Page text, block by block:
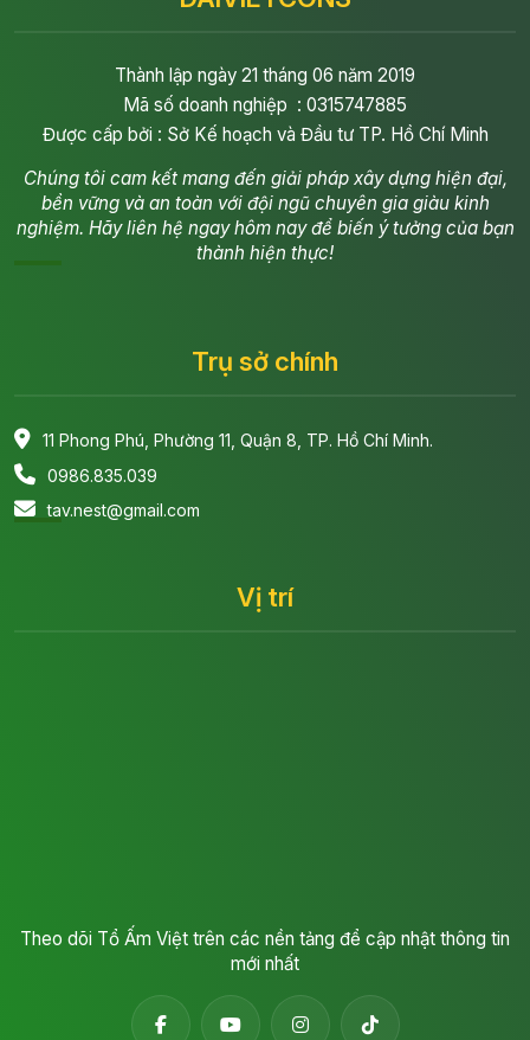
Thành lập ngày 21 tháng 06 năm 2019
Mã số doanh nghiệp : 0315747885
Được cấp bởi : Sở Kế hoạch và Đầu tư TP. Hồ Chí Minh
Chúng tôi cam kết mang đến giải pháp xây dựng hiện đại,
bền vững và an toàn với đội ngũ chuyên gia giàu kinh
nghiệm. Hãy liên hệ ngay hôm nay để biến ý tưởng của bạn
thành hiện thực!
Trụ sở chính
11 Phong Phú, Phường 11, Quận 8, TP. Hồ Chí Minh.
0986.835.039
tav.nest@gmail.com
Vị trí
Theo dõi Tổ Ấm Việt trên các nền tảng để cập nhật thông tin
mới nhất